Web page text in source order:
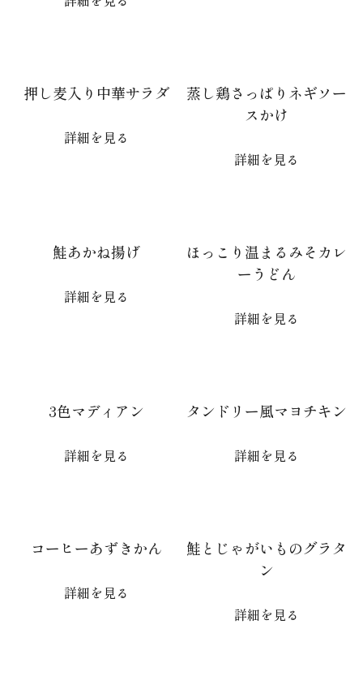
押し麦入り中華サラダ
詳細を見る
蒸し鶏さっぱりネギソー
スかけ
詳細を見る
鮭あかね揚げ
詳細を見る
ほっこり温まるみそカレ
ーうどん
詳細を見る
3色マディアン
詳細を見る
タンドリー風マヨチキン
詳細を見る
コーヒーあずきかん
詳細を見る
鮭とじゃがいものグラタ
ン
詳細を見る